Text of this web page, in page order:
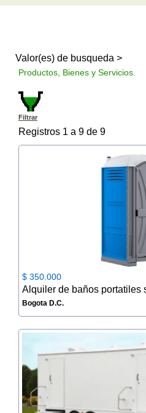
Valor(es) de busqueda >
Productos, Bienes y Servicios.
Filtrar
Registros 1 a 9 de 9
$ 350.000
Bogota D.C.